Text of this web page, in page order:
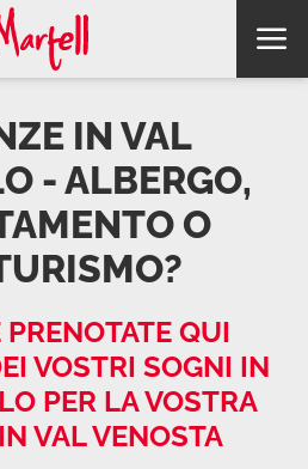
IN VAL
- ALBERGO,
O
PRENOTATE QUI
VOSTRI SOGNI IN
PER LA VOSTRA
VAL VENOSTA